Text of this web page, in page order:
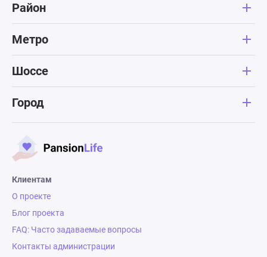
Район
Метро
Шоссе
Город
Клиентам
О проекте
Блог проекта
FAQ: Часто задаваемые вопросы
Контакты администрации